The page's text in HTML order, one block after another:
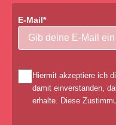
E-Mail*
Hiermit akzeptiere ich
damit einverstanden,
erhalte. Diese